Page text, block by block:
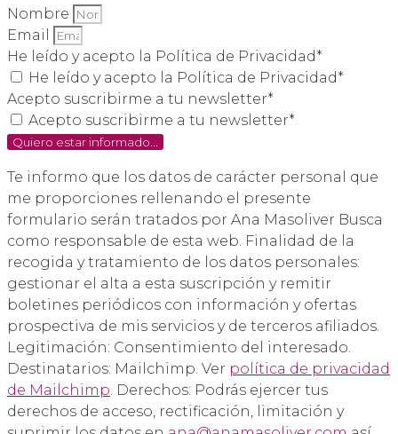
Nombre
Email
He leído y acepto la Política de Privacidad*
He leído y acepto la Política de Privacidad*
Acepto suscribirme a tu newsletter*
Acepto suscribirme a tu newsletter*
Quiero estar informado...
Te informo que los datos de carácter personal que
me proporciones rellenando el presente
formulario serán tratados por Ana Masoliver Busca
como responsable de esta web. Finalidad de la
recogida y tratamiento de los datos personales:
gestionar el alta a esta suscripción y remitir
boletines periódicos con información y ofertas
prospectiva de mis servicios y de terceros afiliados.
Legitimación: Consentimiento del interesado.
Destinatarios: Mailchimp. Ver política de privacidad
de Mailchimp . Derechos: Podrás ejercer tus
derechos de acceso, rectificación, limitación y